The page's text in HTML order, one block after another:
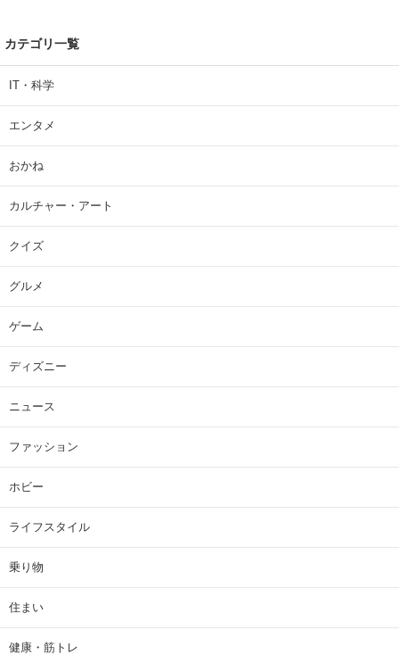
カテゴリ一覧
IT・科学
エンタメ
おかね
カルチャー・アート
クイズ
グルメ
ゲーム
ディズニー
ニュース
ファッション
ホビー
ライフスタイル
乗り物
住まい
健康・筋トレ